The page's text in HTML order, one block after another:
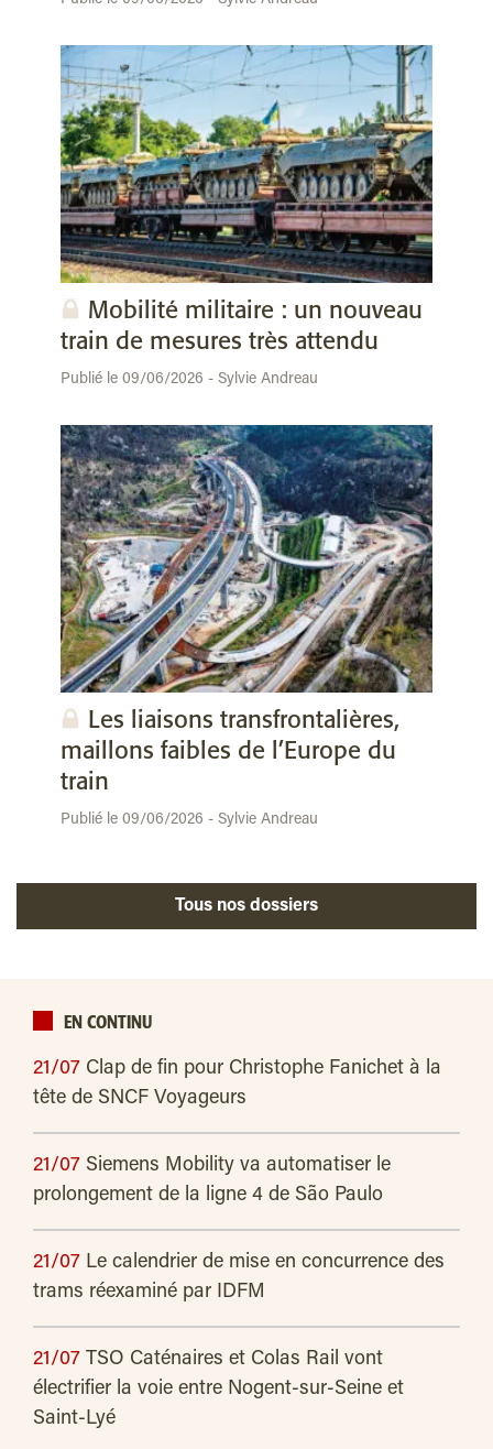
Mobilité militaire : un nouveau
train de mesures très attendu
Publié le 09/06/2026 - Sylvie Andreau
Les liaisons transfrontalières,
maillons faibles de l’Europe du
train
Publié le 09/06/2026 - Sylvie Andreau
Tous nos dossiers
EN CONTINU
21/07 Clap de fin pour Christophe Fanichet à la
tête de SNCF Voyageurs
21/07 Siemens Mobility va automatiser le
prolongement de la ligne 4 de São Paulo
21/07 Le calendrier de mise en concurrence des
trams réexaminé par IDFM
21/07 TSO Caténaires et Colas Rail vont
électrifier la voie entre Nogent-sur-Seine et
Saint-Lyé